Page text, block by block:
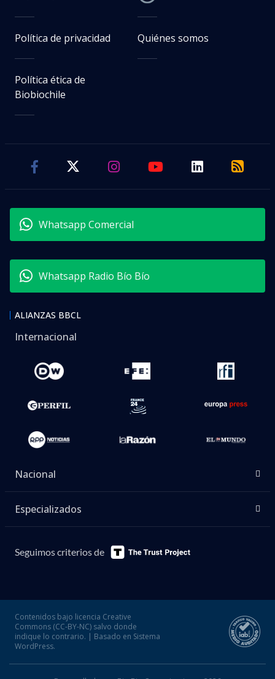
Política de privacidad Quiénes somos
Política ética de
Biobiochile
Whatsapp Comercial
Whatsapp Radio Bío Bío
ALIANZAS BBCL
Internacional
Nacional
Especializados
Seguimos criterios de
Contenidos bajo licencia Creative
Commons (CC-BY-NC) salvo donde
indique lo contrario. | Basado en Sistema
WordPress.